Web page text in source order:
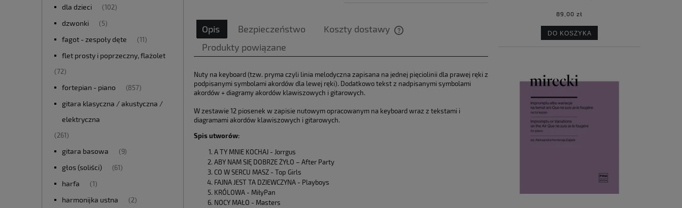
dla dzieci (102)
dzwonki (5)
fagot - zespoły dęte (11)
flet prosty i poprzeczny, flażolet
(72)
fortepian - piano (857)
gitara klasyczna / akustyczna /
elektryczna
(261)
gitara basowa (9)
głos (soliści) (61)
harfa (1)
harmonijka ustna (2)
Opis Bezpieczeństwo Koszty dostawy
Cena nie zawiera ewentualnych kosztów
Produkty powiązane
Nuty na keyboard (tzw. pryma czyli linia melodyczna zapisana na jednej pięciolinii dla prawej ręki z
podpisanymi symbolami akordów dla lewej ręki). Dodatkowo tekst z nadpisanymi symbolami
akordów + diagramy akordów klawiszowych i gitarowych.
W zestawie 12 piosenek w zapisie nutowym opracowanym na keyboard wraz z tekstami i
diagramami akordów klawiszowych i gitarowych.
Spis utworów:
A TY MNIE KOCHAJ - Jorrgus
ABY NAM SIĘ DOBRZE ŻYŁO – After Party
CO W SERCU MASZ - Top Girls
FAJNA JEST TA DZIEWCZYNA - Playboys
KRÓLOWA - MiłyPan
NOCY MAŁO - Masters
89,00 zł
DO KOSZYKA